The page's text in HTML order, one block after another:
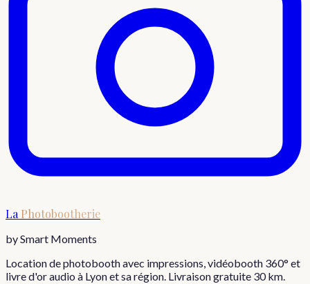
La Photobootherie
by Smart Moments
Location de photobooth avec impressions, vidéobooth 360° et
livre d'or audio à Lyon et sa région. Livraison gratuite 30 km.